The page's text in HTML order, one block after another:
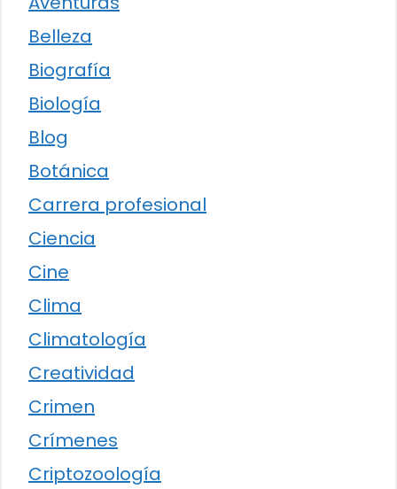
Belleza
Biografía
Biología
Blog
Botánica
Carrera profesional
Ciencia
Cine
Clima
Climatología
Creatividad
Crimen
Crímenes
Criptozoología